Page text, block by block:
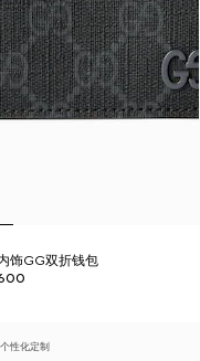
饰GG双折钱包
性化定制